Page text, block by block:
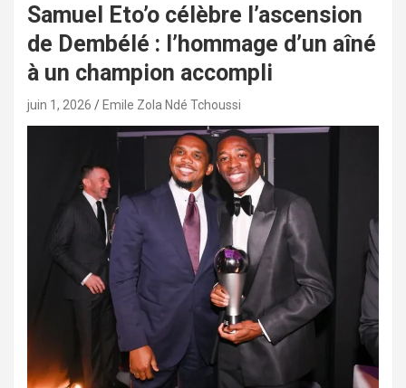
Samuel Eto’o célèbre l’ascension
de Dembélé : l’hommage d’un aîné
à un champion accompli
juin 1, 2026 Emile Zola Ndé Tchoussi